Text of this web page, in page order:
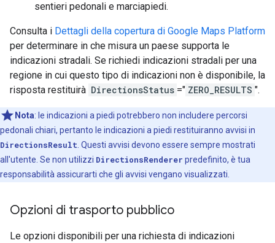
sentieri pedonali e marciapiedi.
Consulta i Dettagli della copertura di Google Maps Platform
per determinare in che misura un paese supporta le
indicazioni stradali. Se richiedi indicazioni stradali per una
regione in cui questo tipo di indicazioni non è disponibile, la
risposta restituirà DirectionsStatus =" ZERO_RESULTS ".
Nota: le indicazioni a piedi potrebbero non includere percorsi
pedonali chiari, pertanto le indicazioni a piedi restituiranno avvisi in
DirectionsResult. Questi avvisi devono essere sempre mostrati
all'utente. Se non utilizzi DirectionsRenderer predefinito, è tua
responsabilità assicurarti che gli avvisi vengano visualizzati.
Opzioni di trasporto pubblico
Le opzioni disponibili per una richiesta di indicazioni